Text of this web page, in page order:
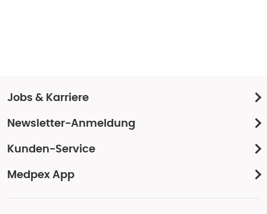
Jobs & Karriere
Newsletter-Anmeldung
Kunden-Service
Medpex App